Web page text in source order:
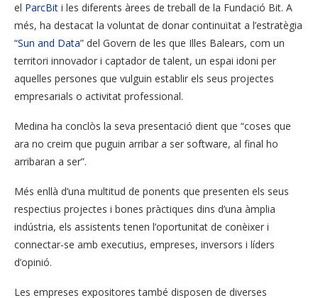
el ParcBit i les diferents àrees de treball de la Fundació Bit. A
més, ha destacat la voluntat de donar continuïtat a l’estratègia
“Sun and Data” del Govern de les que Illes Balears, com un
territori innovador i captador de talent, un espai idoni per
aquelles persones que vulguin establir els seus projectes
empresarials o activitat professional.
Medina ha conclòs la seva presentació dient que “coses que
ara no creim que puguin arribar a ser software, al final ho
arribaran a ser”.
Més enllà d’una multitud de ponents que presenten els seus
respectius projectes i bones pràctiques dins d’una àmplia
indústria, els assistents tenen l’oportunitat de conèixer i
connectar-se amb executius, empreses, inversors i líders
d’opinió.
Les empreses expositores també disposen de diverses